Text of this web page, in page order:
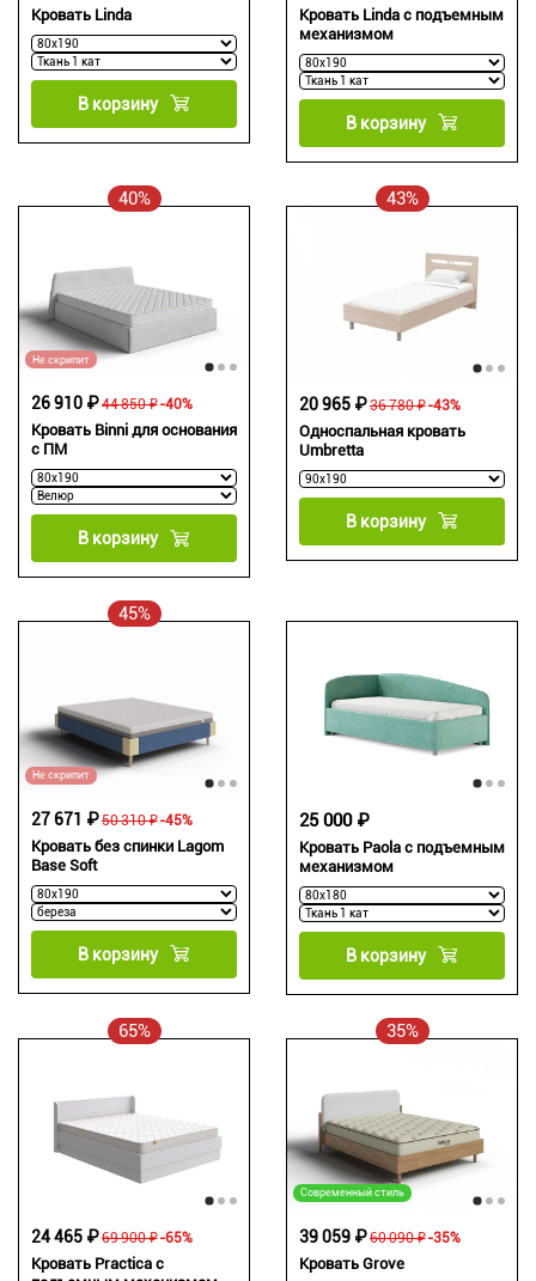
Кровать Linda
В корзину
Кровать Linda с подъемным
механизмом
В корзину
40%
Не скрипит
Кровать Binni для основания
с ПМ
44 850 ₽
26 910 ₽ -40%
В корзину
43%
Односпальная кровать
Umbretta
36 780 ₽
20 965 ₽ -43%
В корзину
45%
Не скрипит
Кровать без спинки Lagom
Base Soft
50 310 ₽
27 671 ₽ -45%
В корзину
Кровать Paola с подъемным
механизмом
25 000 ₽
В корзину
65%
Кровать Practica с
69 900 ₽
24 465 ₽ -65%
35%
Современный стиль
Кровать Grove
60 090 ₽
39 059 ₽ -35%